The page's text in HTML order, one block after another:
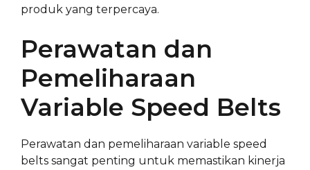
produk yang terpercaya.
Perawatan dan
Pemeliharaan
Variable Speed Belts
Perawatan dan pemeliharaan variable speed
belts sangat penting untuk memastikan kinerja